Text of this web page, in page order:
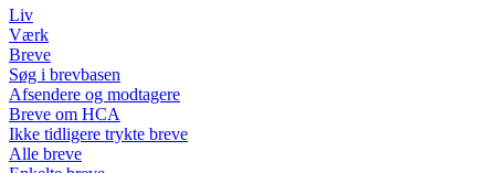
Liv
Værk
Breve
Søg i brevbasen
Afsendere og modtagere
Breve om HCA
Ikke tidligere trykte breve
Alle breve